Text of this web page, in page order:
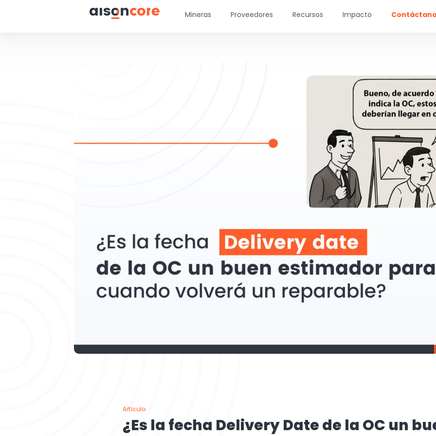
Mineras Proveedores Recursos Impacto
Artículo
¿Es la fecha Delivery Date de la OC un